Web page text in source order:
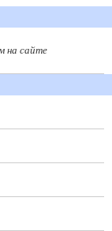
на сайте